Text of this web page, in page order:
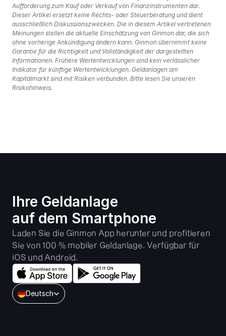
Aufforderung zum Kauf oder Verkauf von Finanzinstrumenten dar.
Dieser Artikel ersetzt keine Rechts- oder Steuerberatung und dient
ausschließlich Diskussionszwecken. Die in diesem Artikel vertretenen
Meinungen stellen die aktuelle Einschätzung von Ginmon dar, die sich
ohne vorherige Ankündigung ändern kann. Ginmon übernimmt keine
Garantie für die Richtigkeit und Vollständigkeit der dargestellten
Informationen. Frühere Wertentwicklungen sind kein verlässlicher
Indikator für künftige Wertentwicklungen. Geldanlagen am
Kapitalmarkt sind mit Risiken verbunden. Bitte lesen Sie unseren
Risikohinweis.
Ihre Geldanlage
auf dem Smartphone
Laden Sie die Ginmon App herunter und profitieren
Sie von 100 % mobiler Geldanlage. Verfügbar für
iOS und Android.
Select Language
Deutsch